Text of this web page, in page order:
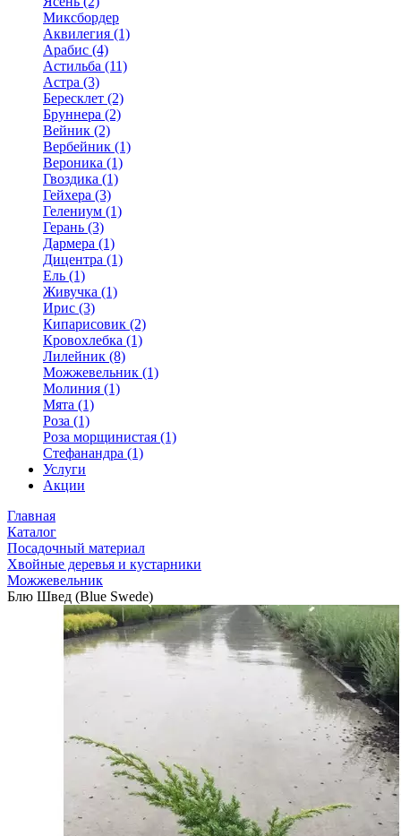
Миксбордер
Аквилегия (1)
Арабис (4)
Астильба (11)
Астра (3)
Бересклет (2)
Бруннера (2)
Вейник (2)
Вербейник (1)
Вероника (1)
Гвоздика (1)
Гейхера (3)
Гелениум (1)
Герань (3)
Дармера (1)
Дицентра (1)
Ель (1)
Живучка (1)
Ирис (3)
Кипарисовик (2)
Кровохлебка (1)
Лилейник (8)
Можжевельник (1)
Молиния (1)
Мята (1)
Роза (1)
Роза морщинистая (1)
Стефанандра (1)
Услуги
Акции
Главная
Каталог
Посадочный материал
Хвойные деревья и кустарники
Можжевельник
Блю Швед (Blue Swede)